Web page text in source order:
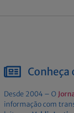
Conheça
Desde 2004 – O
informação com